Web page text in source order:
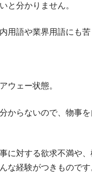
と分かりません。
用語や業界用語にも苦
ウェー状態。
からないので、物事
に対する欲求不満や
経験がつきものです